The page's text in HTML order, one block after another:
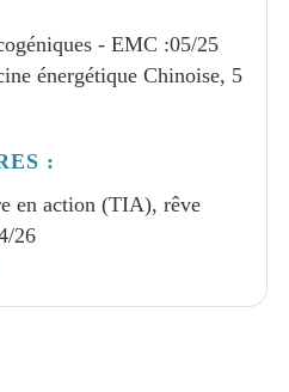
- EMC :05/25
énergétique Chinoise, 5
:
en action (TIA), rêve
26